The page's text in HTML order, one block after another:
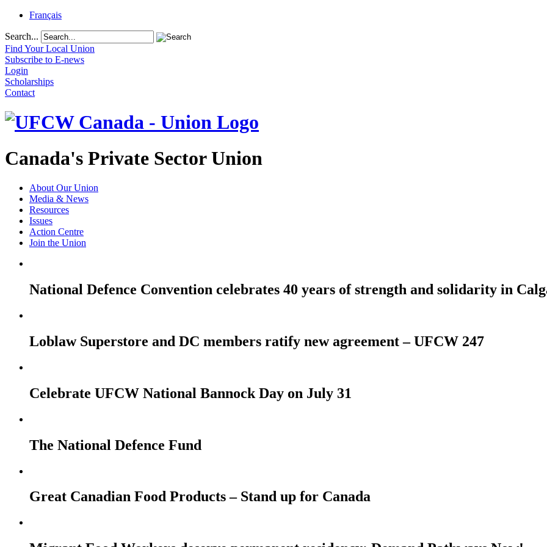
Français
Search...
Find Your Local Union
Subscribe to E-news
Login
Scholarships
Contact
Canada's Private Sector Union
About Our Union
Media & News
Resources
Issues
Action Centre
Join the Union
National Defence Convention celebrates 40 years of strength and solidarity in
Loblaw Superstore and DC members ratify new agreement – UFCW 247
Celebrate UFCW National Bannock Day on July 31
The National Defence Fund
Great Canadian Food Products – Stand up for Canada